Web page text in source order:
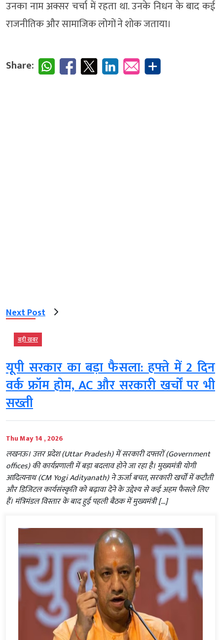
उनका नाम अक्सर चर्चा में रहता था. उनके निधन के बाद कई
राजनीतिक और सामाजिक लोगों ने शोक जताया।
Share:
Next Post
बड़ी खबर
यूपी सरकार का बड़ा फैसला: हफ्ते में 2 दिन
वर्क फ्रॉम होम, AC और सरकारी खर्चों पर भी
सख्ती
Thu May 14 , 2026
लखनऊ। उत्तर प्रदेश (Uttar Pradesh) में सरकारी दफ्तरों (Government
offices) की कार्यप्रणाली में बड़ा बदलाव होने जा रहा है। मुख्यमंत्री योगी
आदित्यनाथ (CM Yogi Adityanath) ने ऊर्जा बचत, सरकारी खर्चों में कटौती
और डिजिटल कार्यसंस्कृति को बढ़ावा देने के उद्देश्य से कई अहम फैसले लिए
हैं। मंत्रिमंडल विस्तार के बाद हुई पहली बैठक में मुख्यमंत्री […]